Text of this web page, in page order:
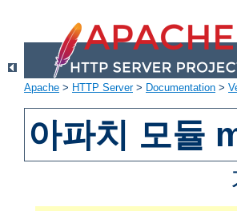
Apache > HTTP Server> Documentation >
아파치 모듈